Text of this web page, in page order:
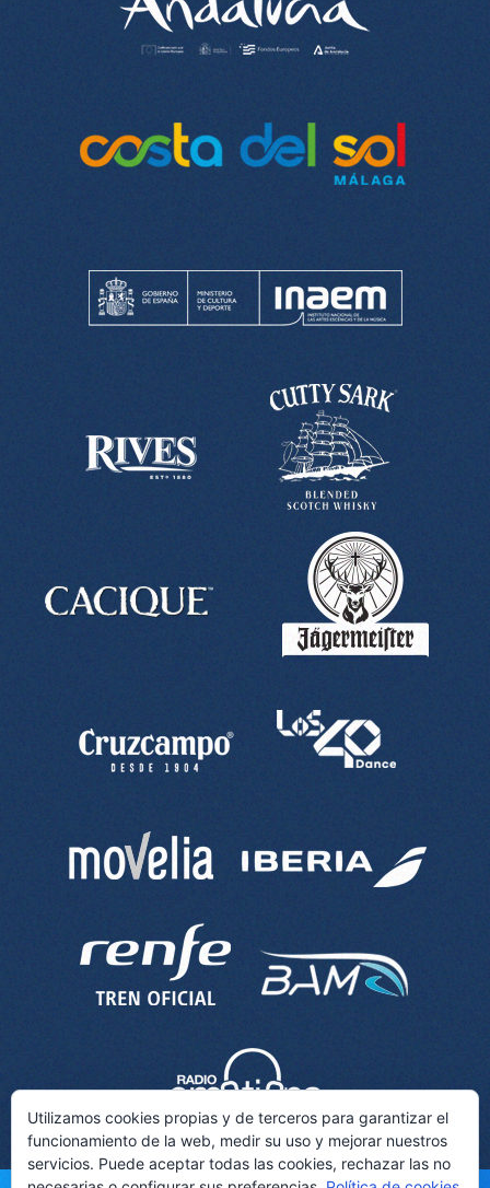
Utilizamos cookies propias y de terceros para garantizar el
funcionamiento de la web, medir su uso y mejorar nuestros
servicios. Puede aceptar todas las cookies, rechazar las no